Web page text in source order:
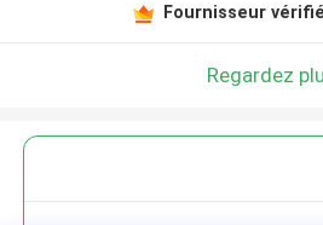
Fournisseur vérifié
Regardez